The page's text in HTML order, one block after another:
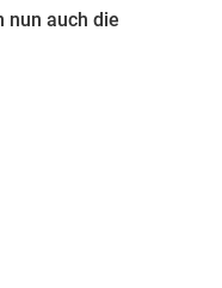
nun auch die